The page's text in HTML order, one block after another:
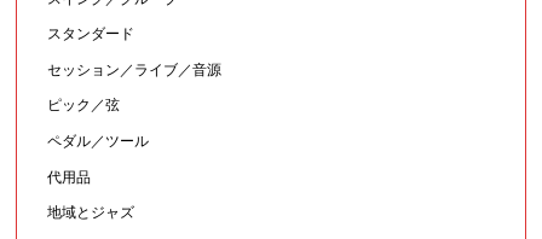
スタンダード
セッション／ライブ／音源
ピック／弦
ペダル／ツール
代用品
地域とジャズ